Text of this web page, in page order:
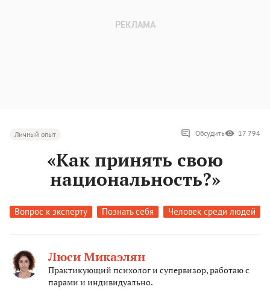
Личный опыт Обсудить 17 794
«Как принять свою
национальность?»
Вопрос к эксперту Познать себя Человек среди людей
Люси Микаэлян
Практикующий психолог и супервизор, работаю с
парами и индивидуально.